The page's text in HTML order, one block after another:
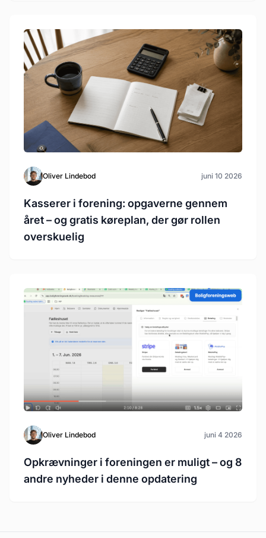
Oliver Lindebod juni 10 2026
Kasserer i forening: opgaverne gennem
året – og gratis køreplan, der gør rollen
overskuelig
Oliver Lindebod juni 4 2026
Opkrævninger i foreningen er muligt – og 8
andre nyheder i denne opdatering